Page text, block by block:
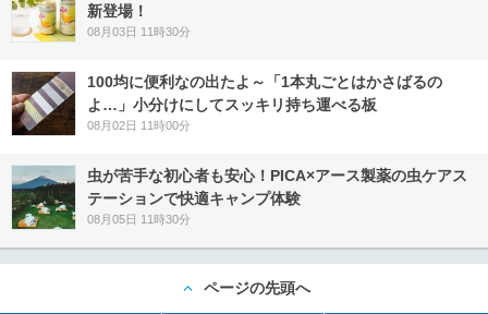
新登場！
08月03日 11時30分
100均に便利なの出たよ～「1本丸ごとはかさばるの
よ…」小分けにしてスッキリ持ち運べる板
08月02日 11時00分
虫が苦手な初心者も安心！PICA×アース製薬の虫ケアス
テーションで快適キャンプ体験
08月05日 11時30分
ページの先頭へ